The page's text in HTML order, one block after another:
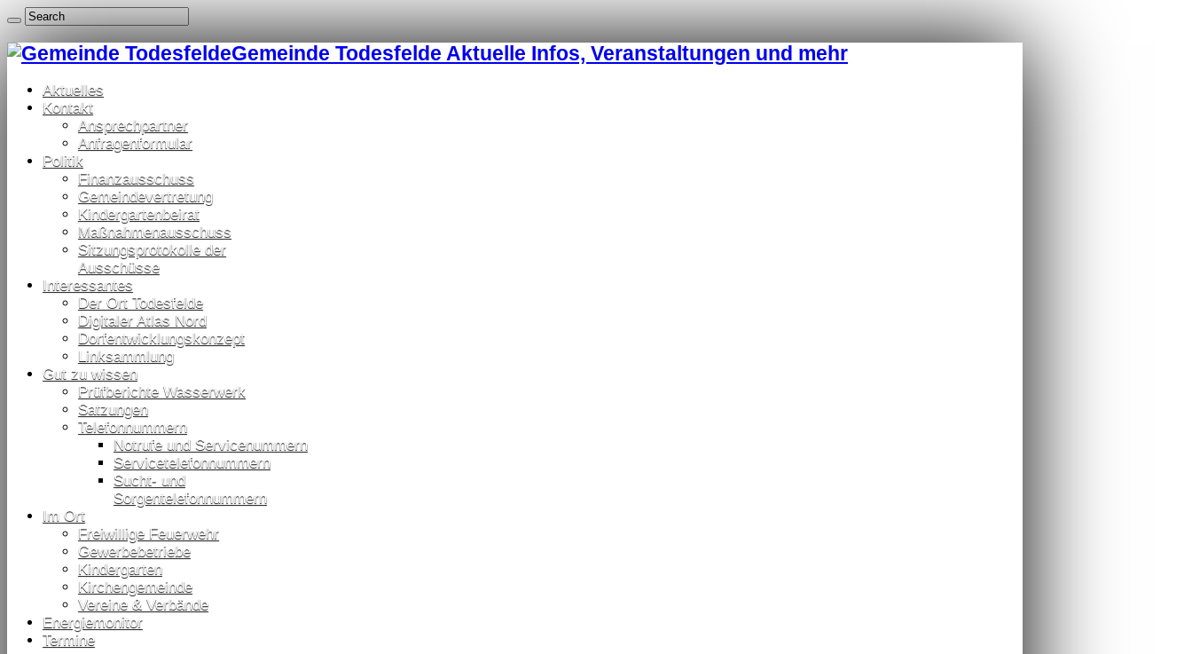
Gemeinde Todesfelde Aktuelle Infos, Veranstaltungen und mehr
Aktuelles
Kontakt
Ansprechpartner
Anfragenformular
Politik
Finanzausschuss
Gemeindevertretung
Kindergartenbeirat
Maßnahmenausschuss
Sitzungsprotokolle der
Ausschüsse
Interessantes
Der Ort Todesfelde
Digitaler Atlas Nord
Dorfentwicklungskonzept
Linksammlung
Gut zu wissen
Prüfberichte Wasserwerk
Satzungen
Telefonnummern
Notrufe und Servicenummern
Servicetelefonnummern
Sucht- und
Sorgentelefonnummern
Im Ort
Freiwillige Feuerwehr
Gewerbebetriebe
Kindergarten
Kirchengemeinde
Vereine & Verbände
Energiemonitor
Termine